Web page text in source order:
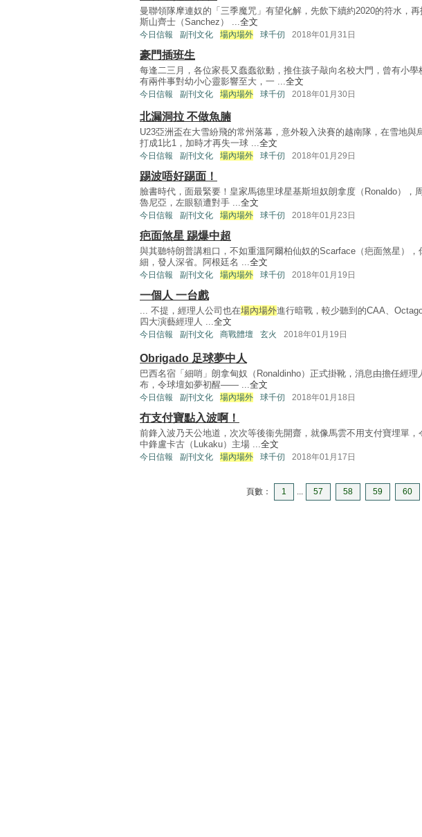
曼聯領隊摩連奴的「三季魔咒」有望化解，先飲下續約2020的符水，
斯山齊士（Sanchez） ...全文
今日信報 副刊文化 場內場外 球千仞 2018年01月31日
豪門插班生
每逢二三月，各位家長又蠢蠢欲動，推住孩子敲向名校大門，曾有小學
有兩件事對幼小心靈影響至大，一 ...全文
今日信報 副刊文化 場內場外 球千仞 2018年01月30日
北漏洞拉 不做魚腩
U23亞洲盃在大雪紛飛的常州落幕，意外殺入決賽的越南隊，在雪地與
打成1比1，加時才再失一球 ...全文
今日信報 副刊文化 場內場外 球千仞 2018年01月29日
踢波唔好踢面！
臉書時代，面最緊要！皇家馬德里球星基斯坦奴朗拿度（Ronaldo），
魯尼亞，左眼額遭對手 ...全文
今日信報 副刊文化 場內場外 球千仞 2018年01月23日
疤面煞星 踢爆中超
與其聽特朗普講粗口，不如重溫阿爾柏仙奴的Scarface（疤面煞星），
細，發人深省。阿根廷名 ...全文
今日信報 副刊文化 場內場外 球千仞 2018年01月19日
一個人 一台戲
... 不提，經理人公司也在場內場外進行暗戰，較少聽到的CAA、
四大演藝經理人 ...全文
今日信報 副刊文化 商戰體壇 玄火 2018年01月19日
Obrigado 足球夢中人
巴西名宿「細哨」朗拿甸奴（Ronaldinho）正式掛靴，消息由擔任經理
布，令球壇如夢初醒—— ...全文
今日信報 副刊文化 場內場外 球千仞 2018年01月18日
冇支付寶點入波啊！
前鋒入波乃天公地道，次次等後衞先開齋，就像馬雲不用支付寶埋單，
中鋒盧卡古（Lukaku）主場 ...全文
今日信報 副刊文化 場內場外 球千仞 2018年01月17日
頁數： 1 ... 57 58 59 60